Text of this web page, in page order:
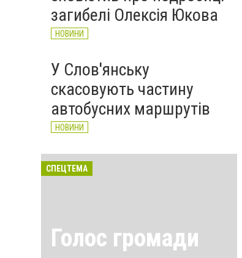
загибелі Олексія Юкова
НОВИНИ
У Слов'янську
скасовують частину
автобусних маршрутів
НОВИНИ
СПЕЦТЕМА
Голос громади